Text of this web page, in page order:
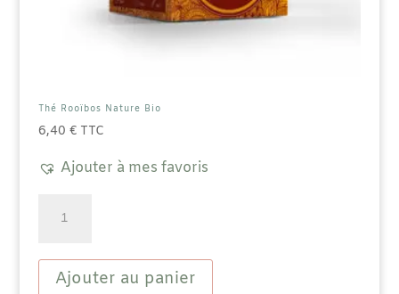
Thé Rooïbos Nature Bio
6,40 € TTC
Ajouter à mes favoris
Nature
Ajouter au panier